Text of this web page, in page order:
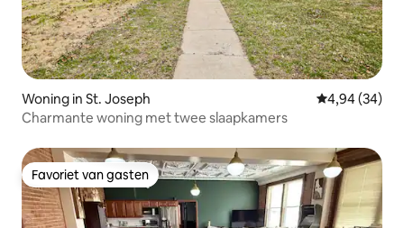
Woning in St. Joseph Gemiddelde
4,94 (34)
Charmante woning met twee slaapkamers
Favoriet van gasten
Favoriet van gasten